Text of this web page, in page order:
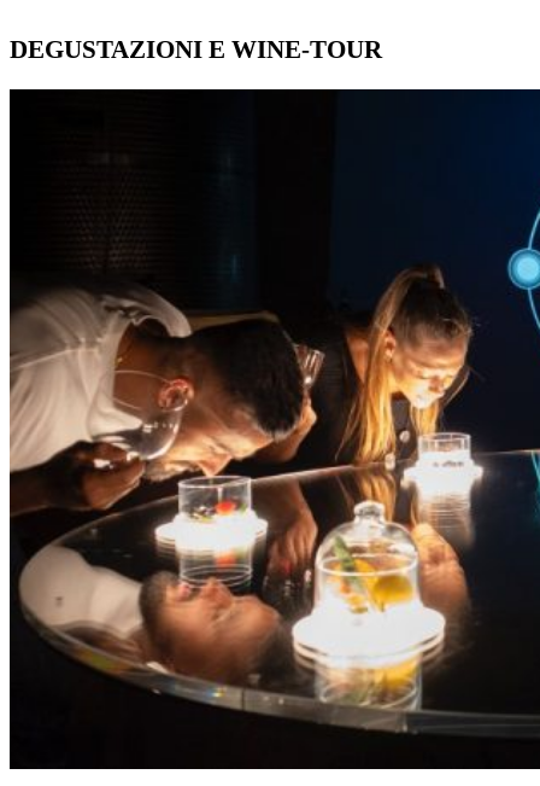
DEGUSTAZIONI E WINE-TOUR